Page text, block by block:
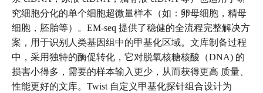
究细胞分化的单个细胞超微量样本（如：卵母细胞，精母
细胞，胚胎等）。EM-seq 提供了稳健的全流程完整解决方
案，用于识别人类基因组中的甲基化区域。文库制备过程
中，采用独特的酶促转化，它对脱氧核糖核酸（DNA) 的
损害小得多，需要的样本输入更少，从而获得更高 质量、
性能更好的文库。Twist 自定义甲基化探针组合设计为